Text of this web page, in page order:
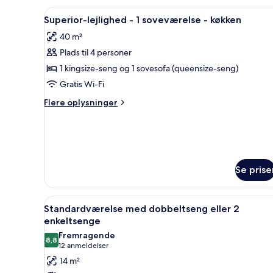
Indlæs
alle
billeder
af
Superior-
lejlighed
-
1
Superior-lejlighed - 1
6
Superior-lejlighed - 1 soveværelse - køkken
40 m²
Plads til 4 personer
1 kingsize-seng og 1 sovesofa (queensize-seng)
Gratis Wi-Fi
Flere oplysninger
Flere
soveværelse
køkken
Se
Indlæs
alle
billeder
af
Standardværelse
Et moderne hotelværelse
6
Standardværelse med dobbeltseng eller 2
enkeltsenge
8,88,8 ud af 10
Fremragende
12 anmeldelser
(12
anmeldelser)
14 m²